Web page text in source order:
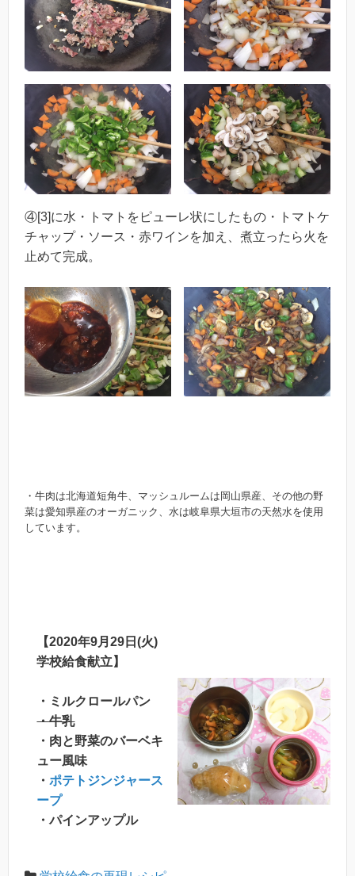
④[3]に水・トマトをピューレ状にしたもの・トマトケ
チャップ・ソース・赤ワインを加え、煮立ったら火を
止めて完成。
・牛肉は北海道短角牛、マッシュルームは岡山県産、その他の野
菜は愛知県産のオーガニック、水は岐阜県大垣市の天然水を使用
しています。
【2020年9月29日(火)
学校給食献立】
・ミルクロールパン
・牛乳
・肉と野菜のバーベキ
ュー風味
・ポテトジンジャース
ープ
・パインアップル